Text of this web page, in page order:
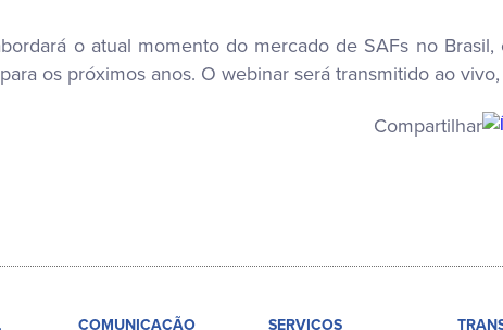
o atual momento do mercado de SAFs no
os próximos anos. O webinar será transmitido ao
Compartilhar
COMUNICAÇÃO
SERVIÇOS